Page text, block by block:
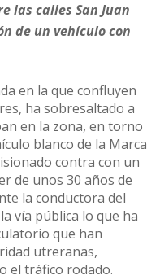
las calles San Juan
de un vehículo con
en la que confluyen
ha sobresaltado a
en la zona, en torno
blanco de la Marca
contra con un
de unos 30 años de
la conductora del
vía pública lo que ha
que han
utreranas,
el tráfico rodado.